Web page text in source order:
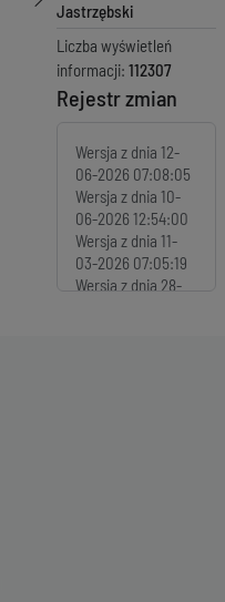
Jastrzębski
Liczba wyświetleń
informacji: 112307
Rejestr zmian
Wersja z dnia 12-
06-2026 07:08:05
Wersja z dnia 10-
06-2026 12:54:00
Wersja z dnia 11-
03-2026 07:05:19
Wersja z dnia 28-